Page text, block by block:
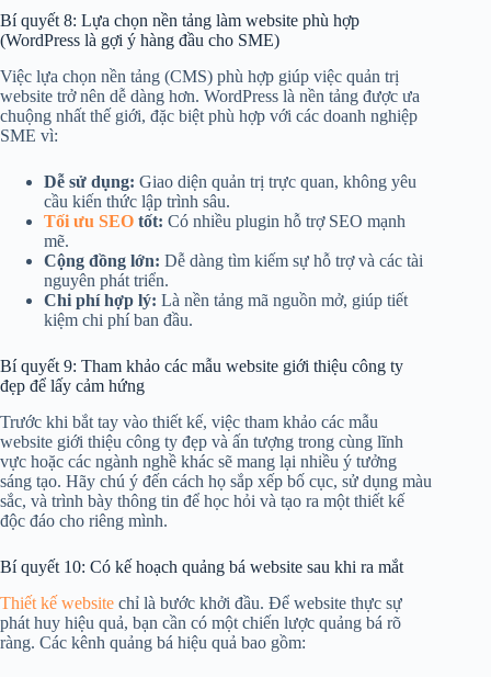
Bí quyết 8: Lựa chọn nền tảng làm website phù hợp
(WordPress là gợi ý hàng đầu cho SME)
Việc lựa chọn nền tảng (CMS) phù hợp giúp việc quản trị
website trở nên dễ dàng hơn. WordPress là nền tảng được ưa
chuộng nhất thế giới, đặc biệt phù hợp với các doanh nghiệp
SME vì:
Dễ sử dụng: Giao diện quản trị trực quan, không yêu
cầu kiến thức lập trình sâu.
Tối ưu SEO tốt: Có nhiều plugin hỗ trợ SEO mạnh
mẽ.
Cộng đồng lớn: Dễ dàng tìm kiếm sự hỗ trợ và các tài
nguyên phát triển.
Chi phí hợp lý: Là nền tảng mã nguồn mở, giúp tiết
kiệm chi phí ban đầu.
Bí quyết 9: Tham khảo các mẫu website giới thiệu công ty
đẹp để lấy cảm hứng
Trước khi bắt tay vào thiết kế, việc tham khảo các mẫu
website giới thiệu công ty đẹp và ấn tượng trong cùng lĩnh
vực hoặc các ngành nghề khác sẽ mang lại nhiều ý tưởng
sáng tạo. Hãy chú ý đến cách họ sắp xếp bố cục, sử dụng màu
sắc, và trình bày thông tin để học hỏi và tạo ra một thiết kế
độc đáo cho riêng mình.
Bí quyết 10: Có kế hoạch quảng bá website sau khi ra mắt
Thiết kế website chỉ là bước khởi đầu. Để website thực sự
phát huy hiệu quả, bạn cần có một chiến lược quảng bá rõ
ràng. Các kênh quảng bá hiệu quả bao gồm: